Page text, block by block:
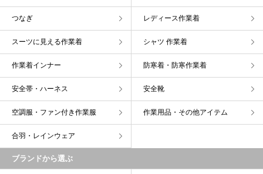
つなぎ レディース作業着
スーツに見える作業着 シャツ 作業着
作業着インナー 防寒着・防寒作業着
安全帯・ハーネス 安全靴
空調服・ファン付き作業服 作業用品・その他アイテム
合羽・レインウェア
ブランドから選ぶ